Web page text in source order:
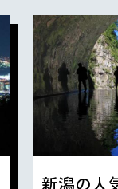
新潟の人